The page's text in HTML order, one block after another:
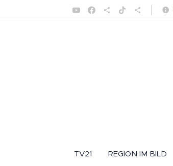
TV21 REGION IM BILD